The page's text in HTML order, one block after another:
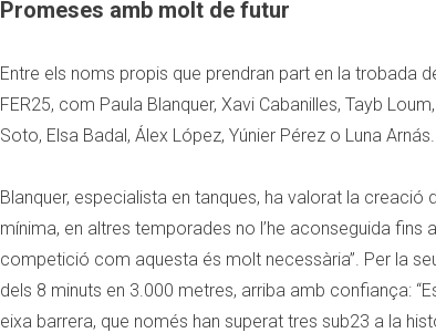
Promeses amb molt de futur
Entre els noms propis que prendran part en la trobada
FER25, com Paula Blanquer, Xavi Cabanilles, Tayb
Soto, Elsa Badal, Álex López, Yúnier Pérez o Luna Arnás.
Blanquer, especialista en tanques, ha valorat la creació
mínima, en altres temporades no l’he aconseguida fins
competició com aquesta és molt necessària”. Per la
dels 8 minuts en 3.000 metres, arriba amb confiança:
eixa barrera, que només han superat tres sub23 a la